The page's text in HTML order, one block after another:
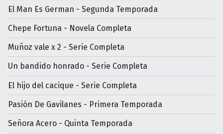
El Man Es German - Segunda Temporada
Chepe Fortuna - Novela Completa
Muñoz vale x 2 - Serie Completa
Un bandido honrado - Serie Completa
El hijo del cacique - Serie Completa
Pasión De Gavilanes - Primera Temporada
Señora Acero - Quinta Temporada